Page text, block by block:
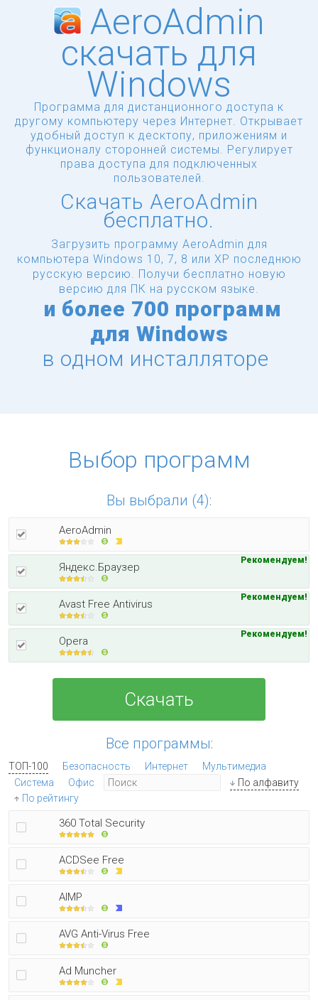
AeroAdmin
скачать для
Windows
Программа для дистанционного доступа к
другому компьютеру через Интернет. Открывает
удобный доступ к десктопу, приложениям и
функционалу сторонней системы. Регулирует
права доступа для подключенных
пользователей.
Скачать AeroAdmin
бесплатно.
Загрузить программу AeroAdmin для
компьютера Windows 10, 7, 8 или XP последнюю
русскую версию.
Получи бесплатно новую
версию для ПК на русском языке.
и более 700 программ
для Windows
в одном инсталляторе
Выбор программ
Вы выбрали (4):
AeroAdmin
Яндекс.Браузер
Рекомендуем!
Avast Free Antivirus
Рекомендуем!
Opera
Рекомендуем!
Скачать
Все программы:
ТОП-100 Безопасность Интернет
Мультимедиа
Система
Офис
По алфавиту
По рейтингу
360 Total Security
ACDSee Free
AIMP
AVG Anti-Virus Free
Ad Muncher